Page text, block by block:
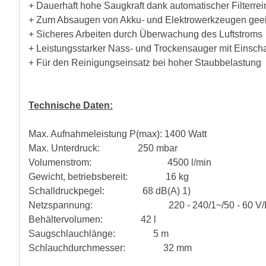
+ Dauerhaft hohe Saugkraft dank automatischer
+ Zum Absaugen von Akku- und Elektrowerkzeugen
+ Sicheres Arbeiten durch Überwachung des Luftstroms
+ Leistungsstarker Nass- und Trockensauger mit
+ Für den Reinigungseinsatz bei hoher Staubbelastung
Technische Daten:
Max. Aufnahmeleistung P(max): 1400 Watt
Max. Unterdruck: 250 mbar
Volumenstrom: 4500 l/min
Gewicht, betriebsbereit: 16 kg
Schalldruckpegel: 68 dB(A) 1)
Netzspannung: 220 - 240/1~/50 - 60 V/
Behältervolumen: 42 l
Saugschlauchlänge: 5 m
Schlauchdurchmesser: 32 mm